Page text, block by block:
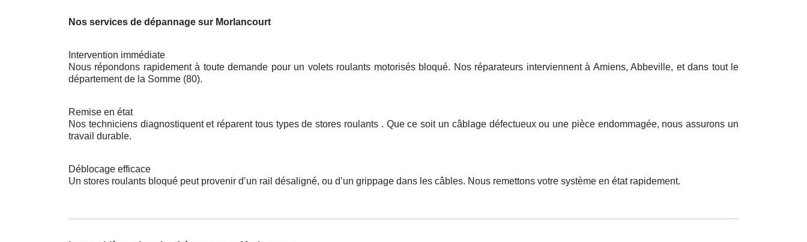
Nos services de dépannage sur Morlancourt
Intervention immédiate
Nous répondons rapidement à toute demande pour un volets roulants motorisés bloqué. Nos réparateurs interviennent à Amiens, Abbeville, et dans tout le
département de la Somme (80).
Remise en état
Nos techniciens diagnostiquent et réparent tous types de stores roulants . Que ce soit un câblage défectueux ou une pièce endommagée, nous assurons un
travail durable.
Déblocage efficace
Un stores roulants bloqué peut provenir d’un rail désaligné, ou d’un grippage dans les câbles. Nous remettons votre système en état rapidement.